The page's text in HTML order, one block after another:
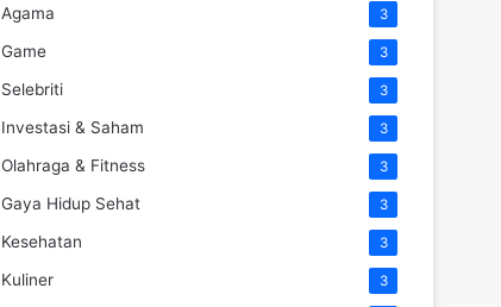
Agama 3
Game 3
Selebriti 3
Investasi & Saham 3
Olahraga & Fitness 3
Gaya Hidup Sehat 3
Kesehatan 3
Kuliner 3